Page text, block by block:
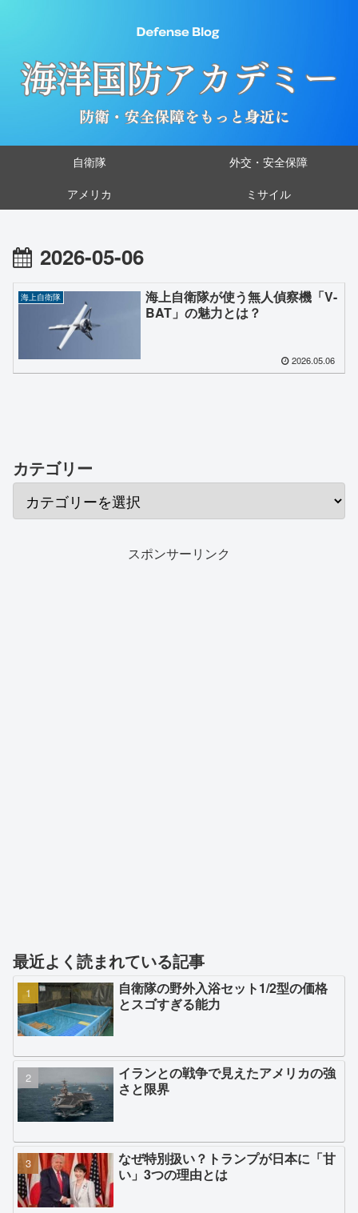
自衛隊
外交・安全保障
アメリカ
ミサイル
2026-05-06
海上自衛隊
海上自衛隊が使う無人偵察機「V-
BAT」の魅力とは？
2026.05.06
カテゴリー
スポンサーリンク
最近よく読まれている記事
自衛隊の野外入浴セット1/2型の価格
とスゴすぎる能力
イランとの戦争で見えたアメリカの強
さと限界
なぜ特別扱い？トランプが日本に「甘
い」3つの理由とは